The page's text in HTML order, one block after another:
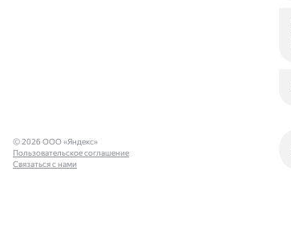
© 2026 ООО «Яндекс»
Пользовательское соглашение
Связаться с нами